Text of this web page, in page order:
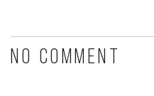
NO COMMENT